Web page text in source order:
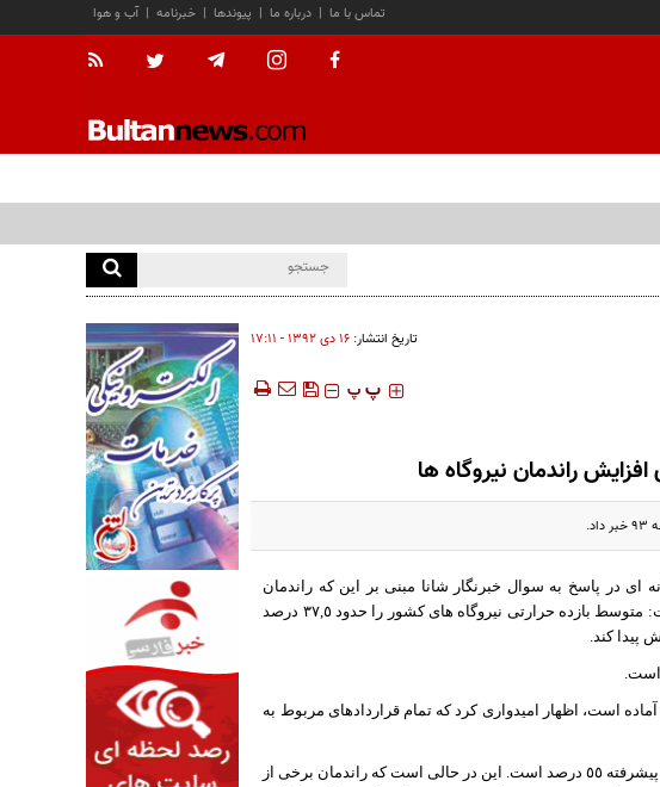
آب و هوا | خبرنامه | پیوندها | درباره ما | تماس با ما
تاریخ انتشار: ۱۶ دی ۱۳۹۲ - ۱۷:۱۱
‍‍‍ پ پ
دی) در یک نشست رسانه ای در پاسخ به سوال خبرنگار شانا مبنی بر این که راندمان
نیروگاه های کشورهای پیشرفته در حال حاضر بالاتر از نیروگاه های ایران است، گفت: متوسط بازده حرارتی نیروگاه های کشور را حدود ٣٧,٥ درصد
است.
است، اظهار امیدواری کرد که تمام قراردادهای مربوط به
براساس این گزارش هم اکنون بالاترین راندمان نیروگاه سیکل ترکیبی در کشورهای پیشرفته ٥٥ درصد است. این در حالی است که راندمان برخی از